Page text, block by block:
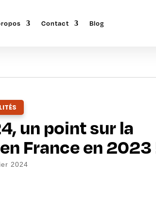
Contact Blog
un point sur la
France en 2023
2024